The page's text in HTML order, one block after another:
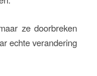
ze doorbreken
echte verandering